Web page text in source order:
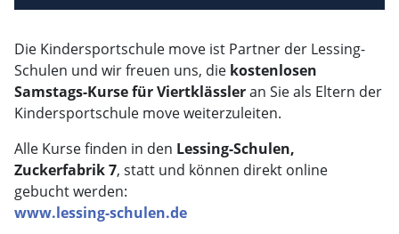
Die Kindersportschule move ist Partner der Lessing-
Schulen und wir freuen uns, die kostenlosen
Samstags-Kurse für Viertklässleran Sie als Eltern der
Kindersportschule move weiterzuleiten.
Alle Kurse finden in den Lessing-Schulen,
Zuckerfabrik 7, statt und können direkt online
gebucht werden:
www.lessing-schulen.de